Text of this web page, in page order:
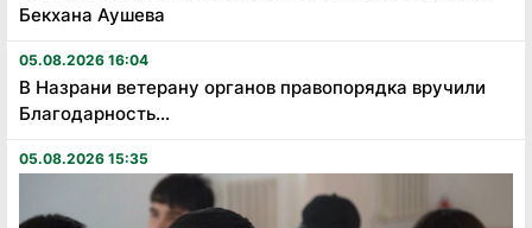
Бекхана Аушева
05.08.2026 16:04
В Назрани ветерану органов правопорядка вручили
Благодарность...
05.08.2026 15:35